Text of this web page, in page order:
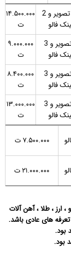
10 تصویر و 2
فالو
۱۴.۵۰۰.۰۰۰
ت
3 تصویر و 3
فالو
۹.۰۰۰.۰۰۰
ت
3 تصویر و 3
فالو
۸.۴۰۰.۰۰۰
ت
3 تصویر و 3
فالو
۱۳.۰۰۰.۰۰۰
ت
۷.۵۰۰.۰۰۰ ت
۲۱.۰۰۰.۰۰۰ ت
ارز ، طلا ، آهن آلات